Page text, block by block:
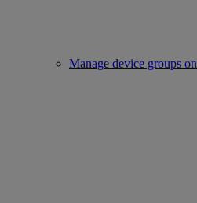
Manage device groups